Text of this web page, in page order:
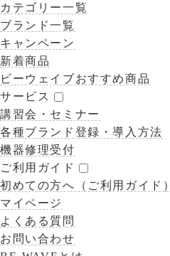
カテゴリー一覧
ブランド一覧
キャンペーン
新着商品
ビーウェイブおすすめ商品
サービス
講習会・セミナー
各種ブランド登録・導入方法
機器修理受付
ご利用ガイド
初めての方へ（ご利用ガイド）
マイページ
よくある質問
お問い合わせ